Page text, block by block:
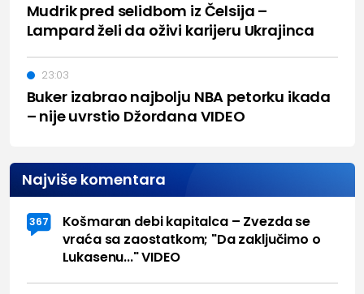
Mudrik pred selidbom iz Čelsija –
Lampard želi da oživi karijeru Ukrajinca
Buker izabrao najbolju NBA petorku ikada
– nije uvrstio Džordana VIDEO
23:03
Najviše komentara
367
Košmaran debi kapitalca – Zvezda se
vraća sa zaostatkom; "Da zaključimo o
Lukasenu..." VIDEO